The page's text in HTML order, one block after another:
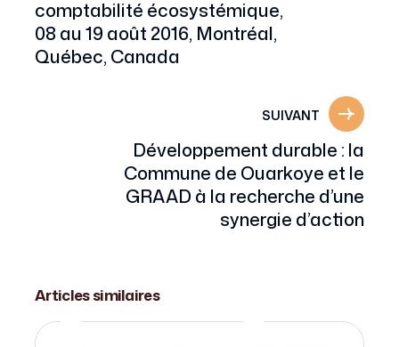
comptabilité écosystémique,
08 au 19 août 2016, Montréal,
Québec, Canada
SUIVANT
Développement durable : la
Commune de Ouarkoye et le
GRAAD à la recherche d’une
synergie d’action
Articles similaires